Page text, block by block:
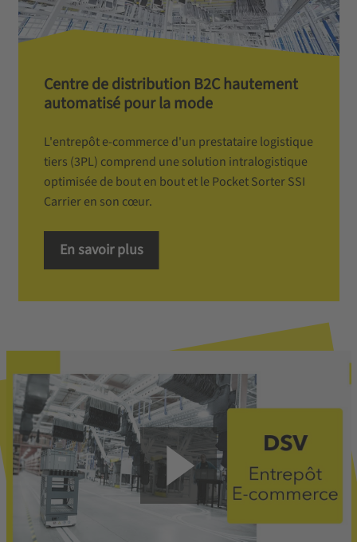
Centre de distribution B2C hautement
automatisé pour la mode
L'entrepôt e-commerce d'un prestataire logistique
tiers (3PL) comprend une solution intralogistique
optimisée de bout en bout et le Pocket Sorter SSI
Carrier en son cœur.
En savoir plus